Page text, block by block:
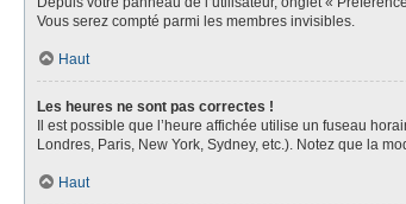
Vous serez compté parmi les membres invisibles.
Haut
Les heures ne sont pas correctes !
Il est possible que l’heure affichée utilise un fuseau
Londres, Paris, New York, Sydney, etc.). Notez que la
Haut